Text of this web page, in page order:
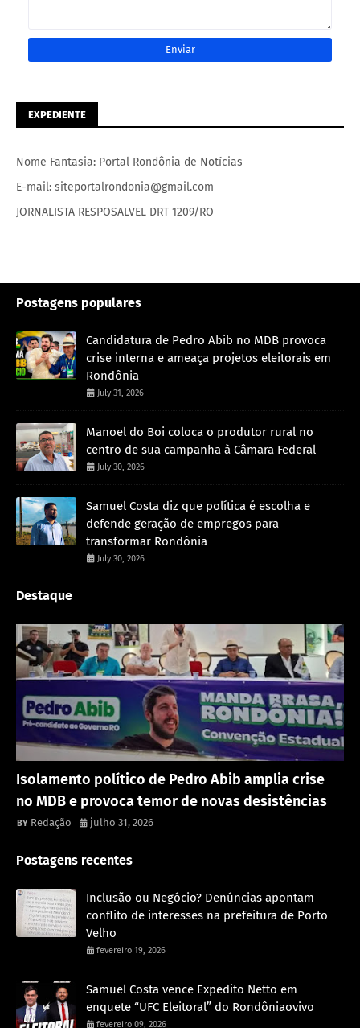
EXPEDIENTE
Nome Fantasia: Portal Rondônia de Notícias
E-mail: siteportalrondonia@gmail.com
JORNALISTA RESPOSALVEL DRT 1209/RO
Postagens populares
Candidatura de Pedro Abib no MDB provoca
crise interna e ameaça projetos eleitorais em
Rondônia
July 31, 2026
Manoel do Boi coloca o produtor rural no
centro de sua campanha à Câmara Federal
July 30, 2026
Samuel Costa diz que política é escolha e
defende geração de empregos para
transformar Rondônia
July 30, 2026
Destaque
Isolamento político de Pedro Abib amplia crise
no MDB e provoca temor de novas desistências
Redação julho 31, 2026
Postagens recentes
Inclusão ou Negócio? Denúncias apontam
conflito de interesses na prefeitura de Porto
Velho
fevereiro 19, 2026
Samuel Costa vence Expedito Netto em
enquete “UFC Eleitoral” do Rondôniaovivo
fevereiro 09, 2026